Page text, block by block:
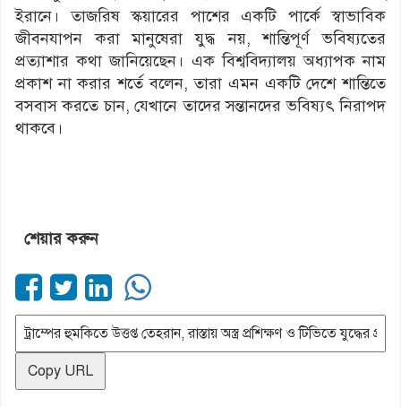
ইরানে। তাজরিষ স্কয়ারের পাশের একটি পার্কে স্বাভাবিক
জীবনযাপন করা মানুষেরা যুদ্ধ নয়, শান্তিপূর্ণ ভবিষ্যতের
প্রত্যাশার কথা জানিয়েছেন। এক বিশ্ববিদ্যালয় অধ্যাপক নাম
প্রকাশ না করার শর্তে বলেন, তারা এমন একটি দেশে শান্তিতে
বসবাস করতে চান, যেখানে তাদের সন্তানদের ভবিষ্যৎ নিরাপদ
থাকবে।
শেয়ার করুন
Copy URL